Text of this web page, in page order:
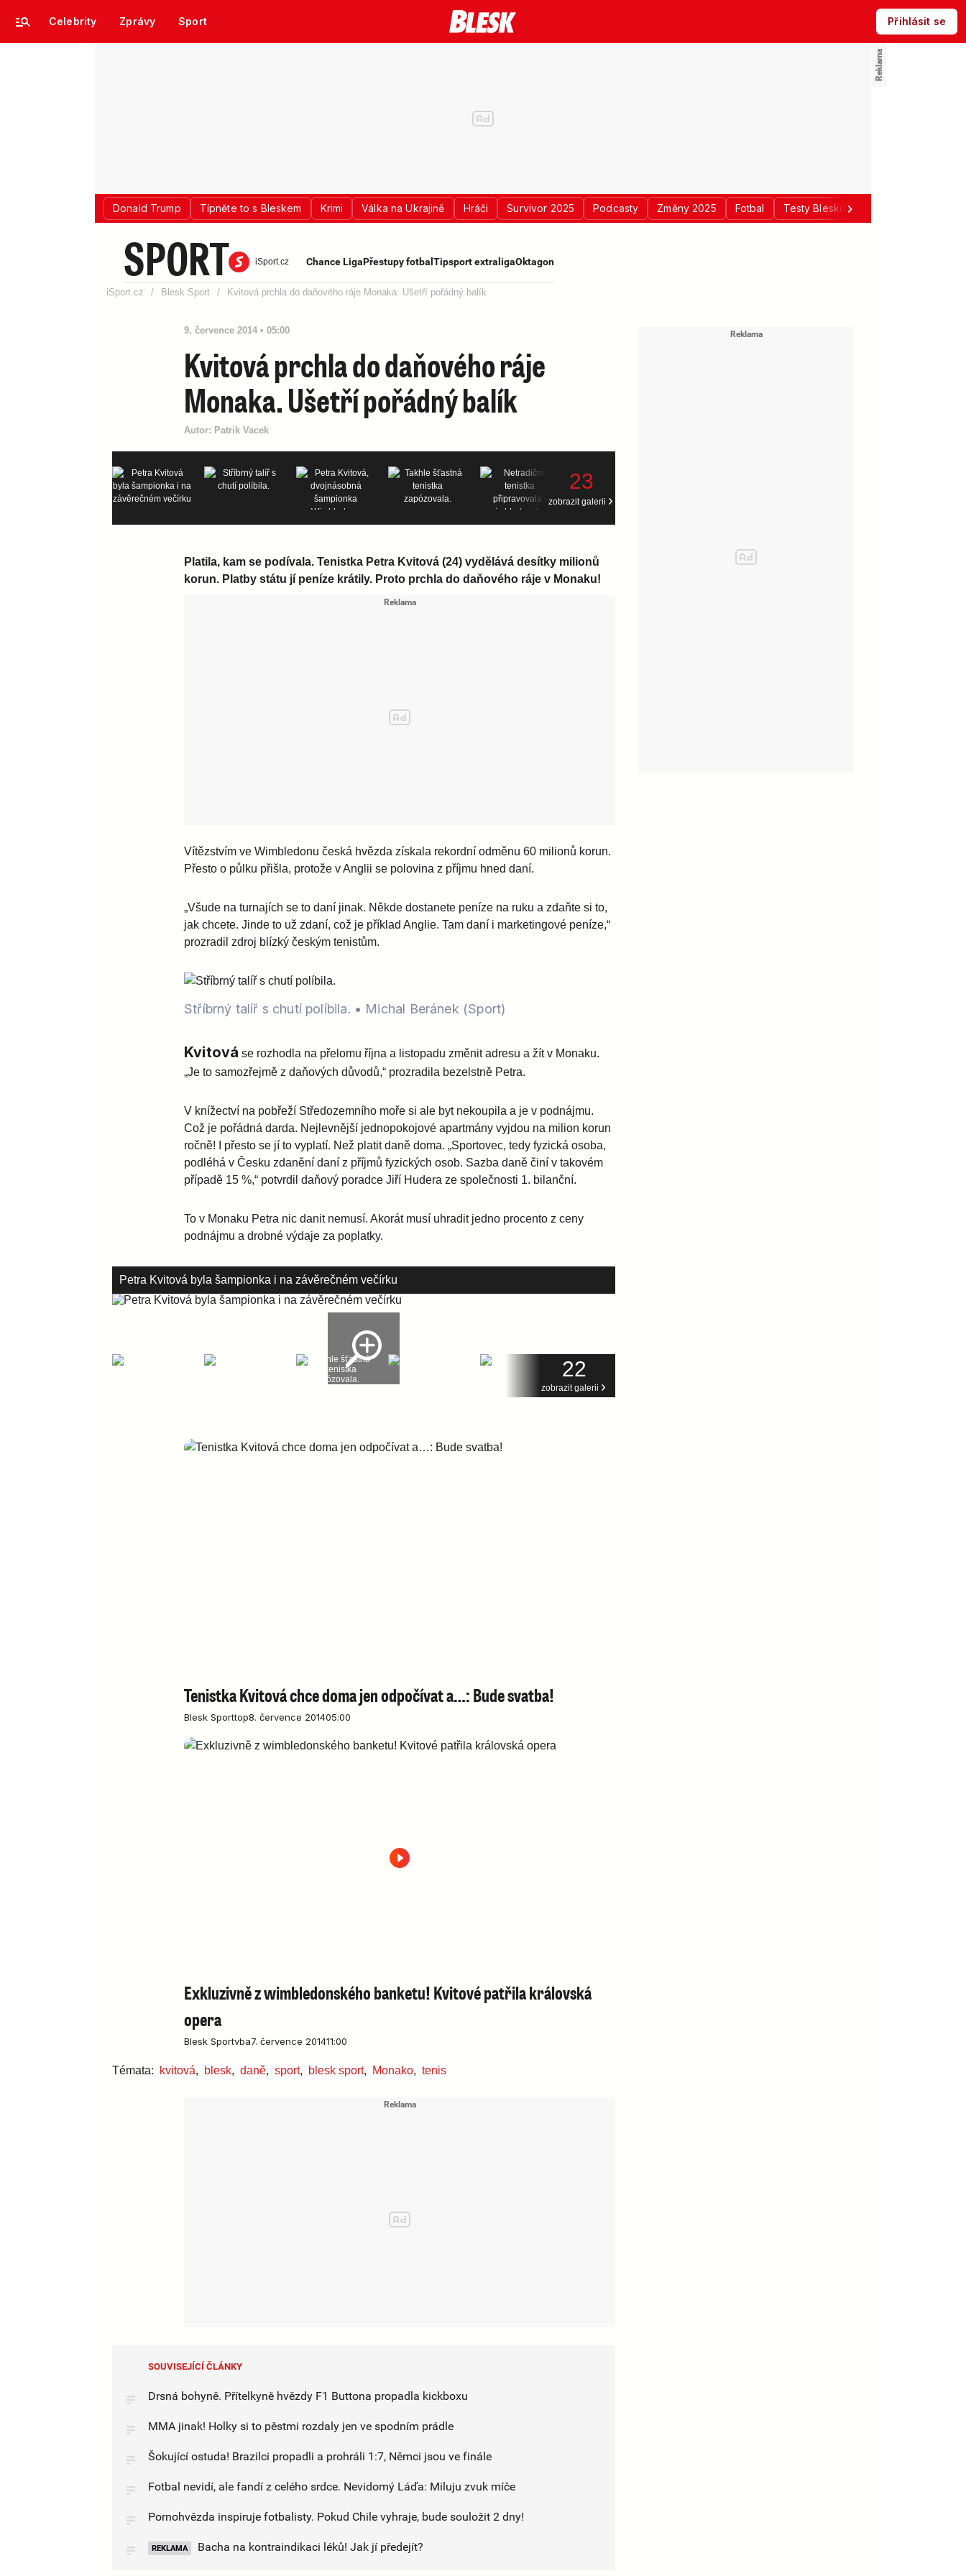
Donald Trump Típněte to s Bleskem Krimi Válka na Ukrajině Hráči Survivor 2025 Podcasty Změny 2025 Fotbal Testy Blesku
Celebrity Zprávy Sport Přihlásit se
SPORT iSport.cz Chance LigaPřestupy fotbal Tipsport extraligaOktagon
iSport.cz / Blesk Sport / Kvitová prchla do daňového ráje Monaka. Ušetří pořádný balík
9. července 2014 • 05:00
Kvitová prchla do daňového ráje
Monaka. Ušetří pořádný balík
Autor: Patrik Vacek
23
zobrazit galerii
Platila, kam se podívala. Tenistka Petra Kvitová (24) vydělává desítky milionů
korun. Platby státu jí peníze krátily. Proto prchla do daňového ráje v Monaku!
Vítězstvím ve Wimbledonu česká hvězda získala rekordní odměnu 60 milionů korun.
Přesto o půlku přišla, protože v Anglii se polovina z příjmu hned daní.
„Všude na turnajích se to daní jinak. Někde dostanete peníze na ruku a zdaňte si to,
jak chcete. Jinde to už zdaní, což je příklad Anglie. Tam daní i marketingové peníze,“
prozradil zdroj blízký českým tenistům.
Stříbrný talíř s chutí políbila. • Michal Beránek (Sport)
Kvitová se rozhodla na přelomu října a listopadu změnit adresu a žít v Monaku.
„Je to samozřejmě z daňových důvodů,“ prozradila bezelstně Petra.
V knížectví na pobřeží Středozemního moře si ale byt nekoupila a je v podnájmu.
Což je pořádná darda. Nejlevnější jednopokojové apartmány vyjdou na milion korun
ročně! I přesto se jí to vyplatí. Než platit daně doma. „Sportovec, tedy fyzická osoba,
podléhá v Česku zdanění daní z příjmů fyzických osob. Sazba daně činí v takovém
případě 15 %,“ potvrdil daňový poradce Jiří Hudera ze společnosti 1. bilanční.
To v Monaku Petra nic danit nemusí. Akorát musí uhradit jedno procento z ceny
podnájmu a drobné výdaje za poplatky.
Petra Kvitová byla šampionka i na závěrečném večírku
22
zobrazit galerii
Tenistka Kvitová chce doma jen odpočívat a…: Bude svatba!
Blesk Sporttop8. července 201405:00
Exkluzivně z wimbledonského banketu! Kvitové patřila královská
opera
Blesk Sportvba7. července 201411:00
Témata: kvitová, blesk, daně, sport, blesk sport, Monako, tenis
SOUVISEJÍCÍ ČLÁNKY
Drsná bohyně. Přítelkyně hvězdy F1 Buttona propadla kickboxu
MMA jinak! Holky si to pěstmi rozdaly jen ve spodním prádle
Šokující ostuda! Brazilci propadli a prohráli 1:7, Němci jsou ve finále
Fotbal nevidí, ale fandí z celého srdce. Nevidomý Láďa: Miluju zvuk míče
Pornohvězda inspiruje fotbalisty. Pokud Chile vyhraje, bude souložit 2 dny!
REKLAMA Bacha na kontraindikaci léků! Jak jí předejít?